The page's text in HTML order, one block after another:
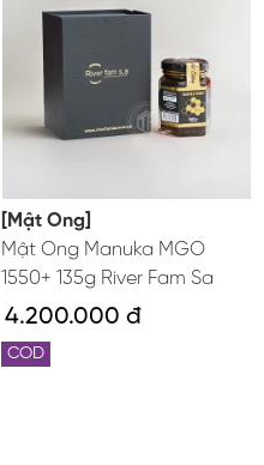
[Mật Ong]
Mật Ong Manuka MGO
1550+ 135g River Fam Sa
4.200.000 đ
COD